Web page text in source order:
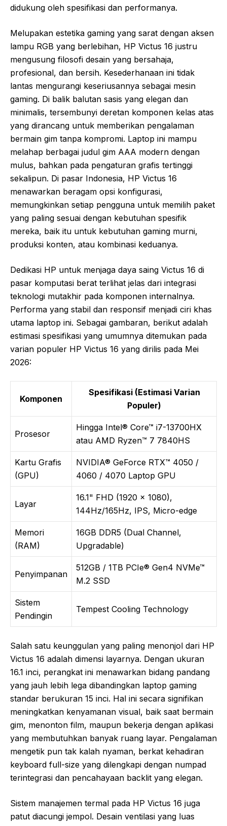
didukung oleh spesifikasi dan performanya.
Melupakan estetika gaming yang sarat dengan aksen
lampu RGB yang berlebihan, HP Victus 16 justru
mengusung filosofi desain yang bersahaja,
profesional, dan bersih. Kesederhanaan ini tidak
lantas mengurangi keseriusannya sebagai mesin
gaming. Di balik balutan sasis yang elegan dan
minimalis, tersembunyi deretan komponen kelas atas
yang dirancang untuk memberikan pengalaman
bermain gim tanpa kompromi. Laptop ini mampu
melahap berbagai judul gim AAA modern dengan
mulus, bahkan pada pengaturan grafis tertinggi
sekalipun. Di pasar Indonesia, HP Victus 16
menawarkan beragam opsi konfigurasi,
memungkinkan setiap pengguna untuk memilih paket
yang paling sesuai dengan kebutuhan spesifik
mereka, baik itu untuk kebutuhan gaming murni,
produksi konten, atau kombinasi keduanya.
Dedikasi HP untuk menjaga daya saing Victus 16 di
pasar komputasi berat terlihat jelas dari integrasi
teknologi mutakhir pada komponen internalnya.
Performa yang stabil dan responsif menjadi ciri khas
utama laptop ini. Sebagai gambaran, berikut adalah
estimasi spesifikasi yang umumnya ditemukan pada
varian populer HP Victus 16 yang dirilis pada Mei
2026:
Komponen
Spesifikasi (Estimasi Varian
Populer)
Prosesor
Hingga Intel® Core™ i7-13700HX
atau AMD Ryzen™ 7 7840HS
Kartu Grafis
(GPU)
NVIDIA® GeForce RTX™ 4050 /
4060 / 4070 Laptop GPU
Layar
16.1" FHD (1920 x 1080),
144Hz/165Hz, IPS, Micro-edge
Memori
(RAM)
16GB DDR5 (Dual Channel,
Upgradable)
Penyimpanan
512GB / 1TB PCIe® Gen4 NVMe™
M.2 SSD
Sistem
Pendingin
Tempest Cooling Technology
Salah satu keunggulan yang paling menonjol dari HP
Victus 16 adalah dimensi layarnya. Dengan ukuran
16.1 inci, perangkat ini menawarkan bidang pandang
yang jauh lebih lega dibandingkan laptop gaming
standar berukuran 15 inci. Hal ini secara signifikan
meningkatkan kenyamanan visual, baik saat bermain
gim, menonton film, maupun bekerja dengan aplikasi
yang membutuhkan banyak ruang layar. Pengalaman
mengetik pun tak kalah nyaman, berkat kehadiran
keyboard full-size yang dilengkapi dengan numpad
terintegrasi dan pencahayaan backlit yang elegan.
Sistem manajemen termal pada HP Victus 16 juga
patut diacungi jempol. Desain ventilasi yang luas